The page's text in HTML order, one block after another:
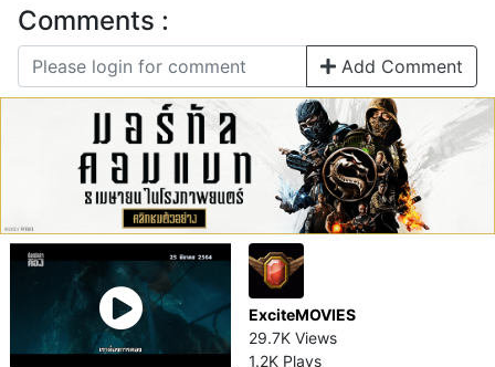
Comments :
Add Comment
ExciteMOVIES
29.7K Views
1.2K Plays